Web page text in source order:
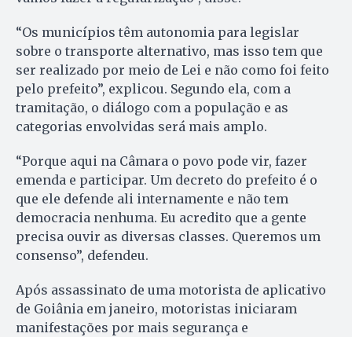
“Os municípios têm autonomia para legislar
sobre o transporte alternativo, mas isso tem que
ser realizado por meio de Lei e não como foi feito
pelo prefeito”, explicou. Segundo ela, com a
tramitação, o diálogo com a população e as
categorias envolvidas será mais amplo.
“Porque aqui na Câmara o povo pode vir, fazer
emenda e participar. Um decreto do prefeito é o
que ele defende ali internamente e não tem
democracia nenhuma. Eu acredito que a gente
precisa ouvir as diversas classes. Queremos um
consenso”, defendeu.
Após assassinato de uma motorista de aplicativo
de Goiânia em janeiro, motoristas iniciaram
manifestações por mais segurança e